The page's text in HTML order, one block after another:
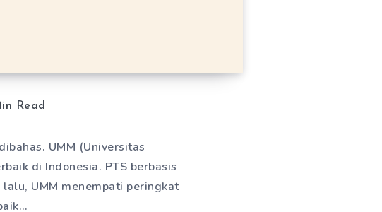
Read
UMM (Universitas
di Indonesia. PTS berbasis
UMM menempati peringkat